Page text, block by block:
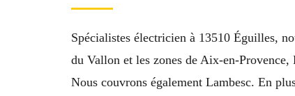
Spécialistes électricien à 13510 Éguilles,
du Vallon et les zones de Aix-en-
Nous couvrons également Lambesc. En